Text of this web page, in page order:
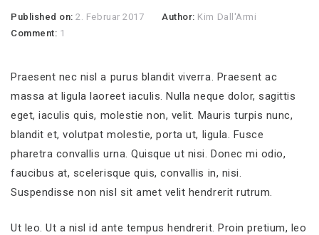
Published on:2. Februar 2017 Author: Kim Dall'Armi
Comment: 1
Praesent nec nisl a purus blandit viverra. Praesent ac
massa at ligula laoreet iaculis. Nulla neque dolor, sagittis
eget, iaculis quis, molestie non, velit. Mauris turpis nunc,
blandit et, volutpat molestie, porta ut, ligula. Fusce
pharetra convallis urna. Quisque ut nisi. Donec mi odio,
faucibus at, scelerisque quis, convallis in, nisi.
Suspendisse non nisl sit amet velit hendrerit rutrum.
Ut leo. Ut a nisl id ante tempus hendrerit. Proin pretium, leo